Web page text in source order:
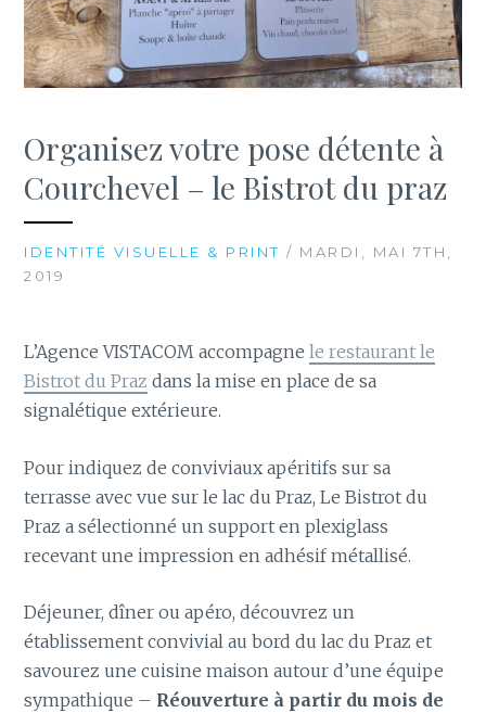
Organisez votre pose détente à
Courchevel – le Bistrot du praz
IDENTITÉ VISUELLE & PRINT / MARDI, MAI 7TH,
2019
L’Agence VISTACOM accompagnele restaurant le
Bistrot du Praz dans la mise en place de sa
signalétique extérieure.
Pour indiquez de conviviaux apéritifs sur sa
terrasse avec vue sur le lac du Praz, Le Bistrot du
Praz a sélectionné un support en plexiglass
recevant une impression en adhésif métallisé.
Déjeuner, dîner ou apéro, découvrez un
établissement convivial au bord du lac du Praz et
savourez une cuisine maison autour d’une équipe
sympathique – Réouverture à partir du mois de